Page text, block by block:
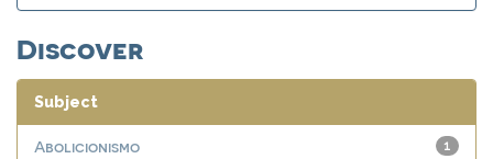
Discover
Subject
1
Abolicionismo